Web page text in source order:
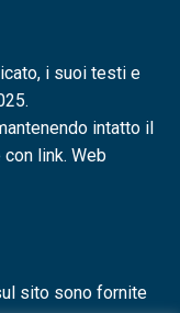
i suoi testi e
intatto il
link. Web
sito sono fornite